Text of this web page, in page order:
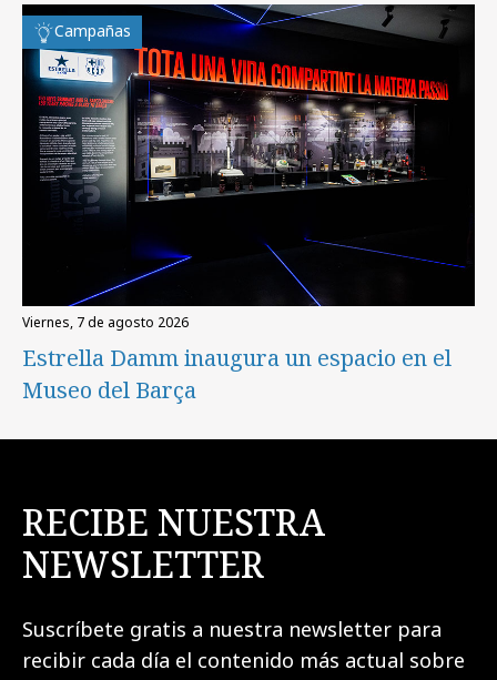
Campañas
viernes, 7 de agosto 2026
Estrella Damm inaugura un espacio en el
Museo del Barça
RECIBE NUESTRA
NEWSLETTER
Suscríbete gratis a nuestra newsletter para
recibir cada día el contenido más actual sobre